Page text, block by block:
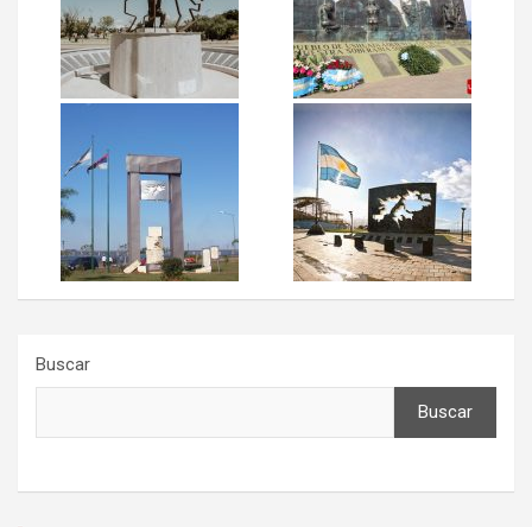
Buscar
Buscar